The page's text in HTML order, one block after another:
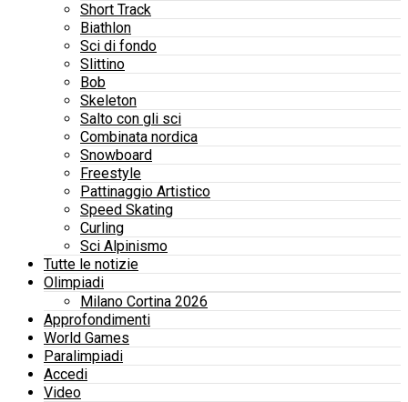
Short Track
Biathlon
Sci di fondo
Slittino
Bob
Skeleton
Salto con gli sci
Combinata nordica
Snowboard
Freestyle
Pattinaggio Artistico
Speed Skating
Curling
Sci Alpinismo
Tutte le notizie
Olimpiadi
Milano Cortina 2026
Approfondimenti
World Games
Paralimpiadi
Accedi
Video